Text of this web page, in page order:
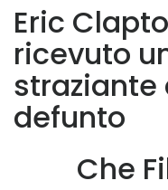
Eric
ricevuto
straziante
defunto
Che